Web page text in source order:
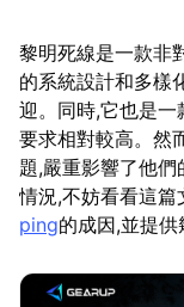
黎明死線是一款非
的系統設計和多樣
迎。同時,它也是
要求相對較高。然
題,嚴重影響了他
情況,不妨看看這
ping的成因,並提供